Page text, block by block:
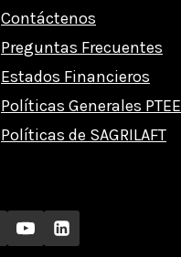
Contáctenos
Preguntas Frecuentes
Estados Financieros
Políticas Generales PTEE
Políticas de SAGRILAFT